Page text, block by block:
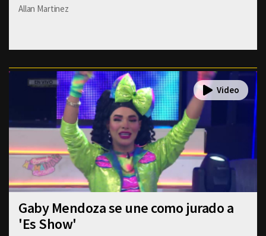
Allan Martinez
Gaby Mendoza se une como jurado a
'Es Show'